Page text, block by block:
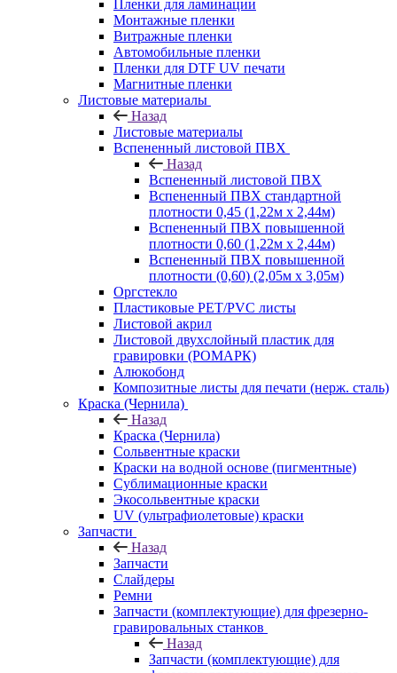
Пленки для ламинации
Монтажные пленки
Витражные пленки
Автомобильные пленки
Пленки для DTF UV печати
Магнитные пленки
Листовые материалы
Назад
Листовые материалы
Вспененный листовой ПВХ
Назад
Вспененный листовой ПВХ
Вспененный ПВХ стандартной
плотности 0,45 (1,22м х 2,44м)
Вспененный ПВХ повышенной
плотности 0,60 (1,22м х 2,44м)
Вспененный ПВХ повышенной
плотности (0,60) (2,05м х 3,05м)
Оргстекло
Пластиковые PET/PVC листы
Листовой акрил
Листовой двухслойный пластик для
гравировки (РОМАРК)
Алюкобонд
Композитные листы для печати (нерж. сталь)
Краска (Чернила)
Назад
Краска (Чернила)
Сольвентные краски
Краски на водной основе (пигментные)
Сублимационные краски
Экосольвентные краски
UV (ультрафиолетовые) краски
Запчасти
Назад
Запчасти
Слайдеры
Ремни
Запчасти (комплектующие) для фрезерно-
гравировальных станков
Назад
Запчасти (комплектующие) для